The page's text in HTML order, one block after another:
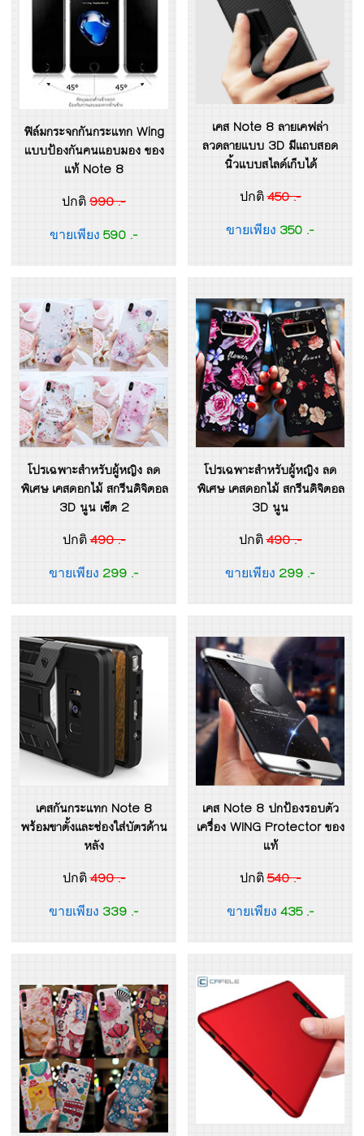
ฟิล์มกระจกกันกระแทก Wing
แบบป้องกันคนแอบมอง ของ
แท้ Note 8
ปกติ 990 .-
ขายเพียง 590 .-
เคส Note 8 ลายเคฟล่า
ลวดลายแบบ 3D มีแถบสอด
นิ้วแบบสไลด์เก็บได้
ปกติ450 .-
ขายเพียง 350 .-
โปรเฉพาะสำหรับผู้หญิง ลด
พิเศษ เคสดอกไม้ สกรีนดิจิตอล
3D นูน เซ็ต 2
ปกติ490 .-
ขายเพียง 299 .-
โปรเฉพาะสำหรับผู้หญิง ลด
พิเศษ เคสดอกไม้ สกรีนดิจิตอล
3D นูน
ปกติ490 .-
ขายเพียง 299 .-
เคสกันกระแทก Note 8
พร้อมขาตั้งและช่องใส่บัตรด้าน
หลัง
ปกติ490 .-
ขายเพียง 339 .-
เคส Note 8 ปกป้องรอบตัว
เครื่อง WING Protector ของ
แท้
ปกติ540 .-
ขายเพียง 435 .-